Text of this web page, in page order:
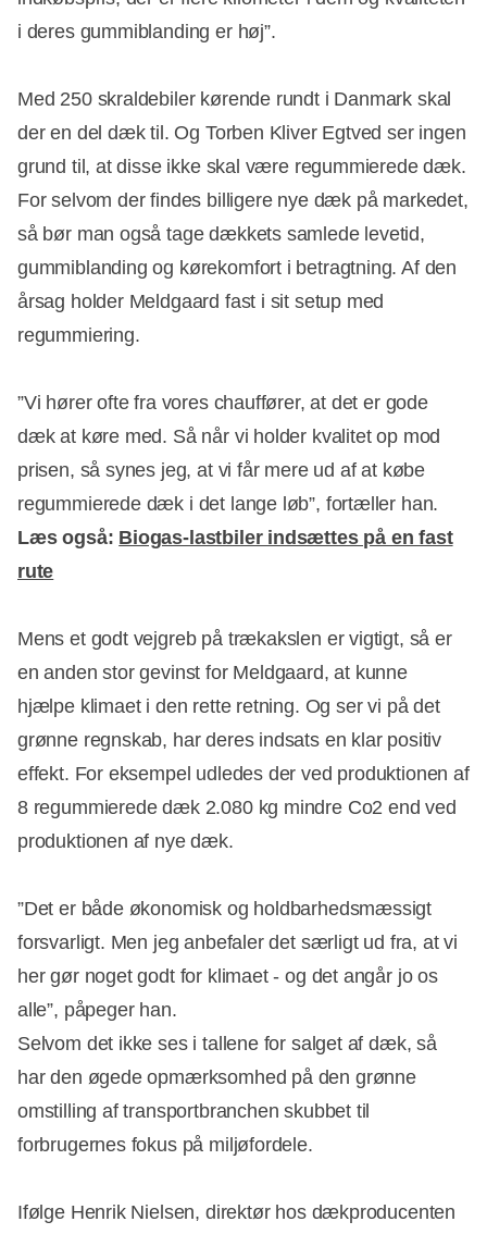
i deres gummiblanding er høj”.
Med 250 skraldebiler kørende rundt i Danmark skal
der en del dæk til. Og Torben Kliver Egtved ser ingen
grund til, at disse ikke skal være regummierede dæk.
For selvom der findes billigere nye dæk på markedet,
så bør man også tage dækkets samlede levetid,
gummiblanding og kørekomfort i betragtning. Af den
årsag holder Meldgaard fast i sit setup med
regummiering.
”Vi hører ofte fra vores chauffører, at det er gode
dæk at køre med. Så når vi holder kvalitet op mod
prisen, så synes jeg, at vi får mere ud af at købe
regummierede dæk i det lange løb”, fortæller han.
Læs også: Biogas-lastbiler indsættes på en fast
rute
Mens et godt vejgreb på trækakslen er vigtigt, så er
en anden stor gevinst for Meldgaard, at kunne
hjælpe klimaet i den rette retning. Og ser vi på det
grønne regnskab, har deres indsats en klar positiv
effekt. For eksempel udledes der ved produktionen af
8 regummierede dæk 2.080 kg mindre Co2 end ved
produktionen af nye dæk.
”Det er både økonomisk og holdbarhedsmæssigt
forsvarligt. Men jeg anbefaler det særligt ud fra, at vi
her gør noget godt for klimaet - og det angår jo os
alle”, påpeger han.
Selvom det ikke ses i tallene for salget af dæk, så
har den øgede opmærksomhed på den grønne
omstilling af transportbranchen skubbet til
forbrugernes fokus på miljøfordele.
Ifølge Henrik Nielsen, direktør hos dækproducenten